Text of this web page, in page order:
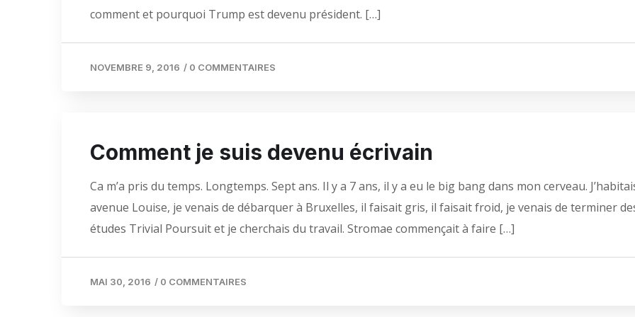
comment et pourquoi Trump est devenu président. […]
NOVEMBRE 9, 2016 / 0 COMMENTAIRES
Comment je suis devenu écrivain
Ca m’a pris du temps. Longtemps. Sept ans. Il y a 7 ans, il y a eu le big bang dans mon cerveau.
avenue Louise, je venais de débarquer à Bruxelles, il faisait gris, il faisait froid, je venais de terminer
études Trivial Poursuit et je cherchais du travail. Stromae commençait à faire […]
MAI 30, 2016 / 0 COMMENTAIRES